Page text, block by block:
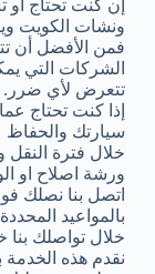
إن كنت تحتاج
ونشات الكويت
فمن الأفضل أن
الشركات التي
تتعرض لأي ضرر.
إذا كنت تحتاج
سيارتك والحفاظ
خلال فترة النقل
ورشة اصلاح او
اتصل بنا نصلك
بالمواعيد
خلال تواصلك بنا خدمة 24 ساعة على
نقدم هذه